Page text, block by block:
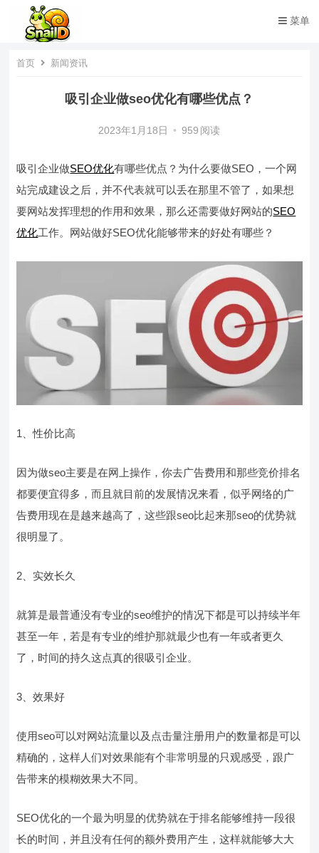
菜单
首页 新闻资讯
吸引企业做seo优化有哪些优点？
2023年1月18日 • 959 阅读
吸引企业做SEO优化有哪些优点？为什么要做SEO，一个网
站完成建设之后，并不代表就可以丢在那里不管了，如果想
要网站发挥理想的作用和效果，那么还需要做好网站的SEO
优化工作。网站做好SEO优化能够带来的好处有哪些？
1、性价比高
因为做seo主要是在网上操作，你去广告费用和那些竞价排名
都要便宜得多，而且就目前的发展情况来看，似乎网络的广
告费用现在是越来越高了，这些跟seo比起来那seo的优势就
很明显了。
2、实效长久
就算是最普通没有专业的seo维护的情况下都是可以持续半年
甚至一年，若是有专业的维护那就最少也有一年或者更久
了，时间的持久这点真的很吸引企业。
3、效果好
使用seo可以对网站流量以及点击量注册用户的数量都是可以
精确的，这样人们对效果能有个非常明显的只观感受，跟广
告带来的模糊效果大不同。
SEO优化的一个最为明显的优势就在于排名能够维持一段很
长的时间，并且没有任何的额外费用产生，这样就能够大大